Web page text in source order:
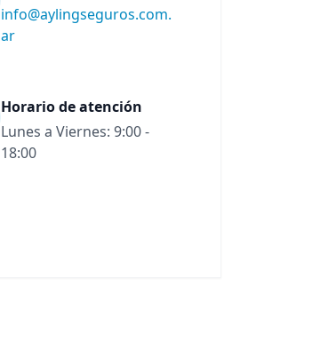
info@aylingseguros.com.
ar
Horario de atención
Lunes a Viernes: 9:00 -
18:00